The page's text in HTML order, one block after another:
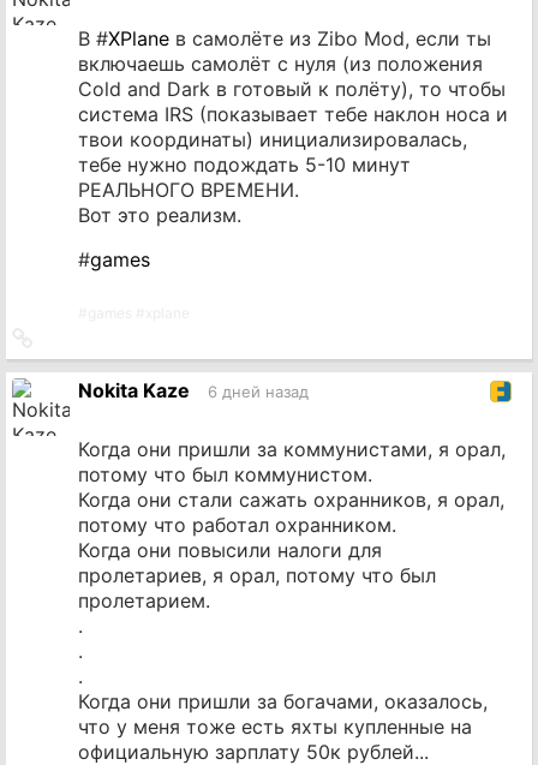
В #XPlane в самолёте из Zibo Mod, если ты
включаешь самолёт с нуля (из положения
Cold and Dark в готовый к полёту), то чтобы
система IRS (показывает тебе наклон носа и
твои координаты) инициализировалась,
тебе нужно подождать 5-10 минут
РЕАЛЬНОГО ВРЕМЕНИ.
Вот это реализм.
#games
на
источникNokita Kaze 6 дней назад
Когда они пришли за коммунистами, я орал,
потому что был коммунистом.
Когда они стали сажать охранников, я орал,
потому что работал охранником.
Когда они повысили налоги для
пролетариев, я орал, потому что был
пролетарием.
.
.
.
Когда они пришли за богачами, оказалось,
что у меня тоже есть яхты купленные на
официальную зарплату 50к рублей...